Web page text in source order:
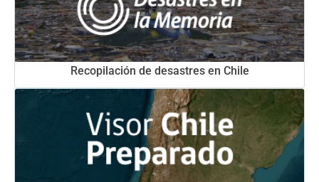
Recopilación de desastres en Chile